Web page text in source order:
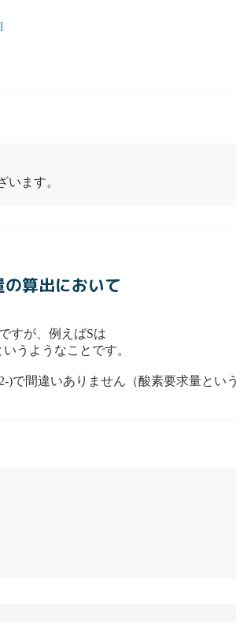
います。
算出において
すが、例えばSは
うようなことです。
)で間違いありません（酸素要求量と